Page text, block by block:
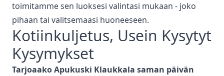
toimitamme sen luoksesi valintasi mukaan - joko
pihaan tai valitsemaasi huoneeseen.
Kotiinkuljetus, Usein Kysytyt
Kysymykset
Tarjoaako Apukuski Klaukkala saman päivän